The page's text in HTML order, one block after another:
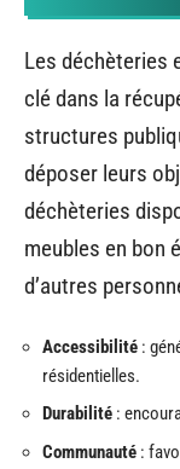
Les déchèteries
clé dans la
structures
déposer leurs
déchèteries
meubles en bon
d’autres
Accessibilité :
résidentielles.
Durabilité :
Communauté :